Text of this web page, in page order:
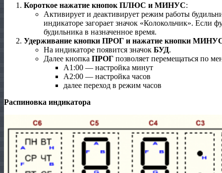
Короткое нажатие кнопок ПЛЮС и МИНУС:
Активирует и деактивирует режим работы
индикаторе загорает значок «Колокольчик». Если
будильника в назначенное время.
Удерживание кнопки ПРОГ и нажатие кнопки
На индикаторе появится значок БУД.
Далее кнопка ПРОГ позволяет перемещаться по
А1:00 — настройка минут
А2:00 — настройка часов
далее переход в режим часов
Распиновка индикатора